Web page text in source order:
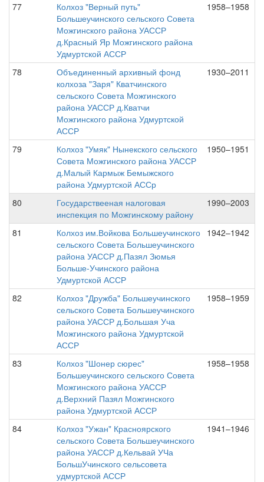
77
Колхоз "Верный путь"
Большеучинского сельского Совета
Можгинского района УАССР
д.Красный Яр Можгинского района
Удмуртской АССР
1958–1958
78
Объединенный архивный фонд
колхоза "Заря" Кватчинского
сельского Совета Можгинского
района УАССР д.Кватчи
Можгинского района Удмуртской
АССР
1930–2011
79
Колхоз "Умяк" Нынекского сельского
Совета Можгинского района УАССР
д.Малый Кармыж Бемыжского
района Удмуртской АССр
1950–1951
80
Государствееная налоговая
инспекция по Можгинскому району
1990–2003
81
Колхоз им.Войкова Большеучинского
сельского Совета Большеучинского
района УАССР д.Пазял Зюмья
Больше-Учинского района
Удмуртской АССР
1942–1942
82
Колхоз "Дружба" Большеучинского
сельского Совета Большеучинского
района УАССР д.Большая Уча
Можгинского района Удмуртской
АССР
1958–1959
83
Колхоз "Шонер сюрес"
Большеучинского сельского Совета
Можгинского района УАССР
д.Верхний Пазял Можгинского
района Удмуртской АССР
1958–1958
84
Колхоз "Ужан" Красноярского
сельского Совета Большеучинского
района УАССР д.Кельвай УЧа
БольшУчинского сельсовета
удмуртской АССР
1941–1946